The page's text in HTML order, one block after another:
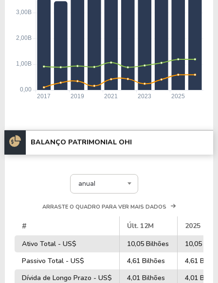
BALANÇO PATRIMONIAL OHI
anual
ARRASTE O QUADRO PARA VER MAIS DADOS
# Últ. 12M
2025
Ativo Total - US$
10,05 Bilhões
10,05
Passivo Total - US$
4,61 Bilhões
4,61
Dívida de Longo Prazo - US$
4,01 Bilhões
4,01